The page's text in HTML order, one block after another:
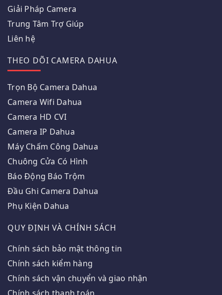
Giải Pháp Camera
Trung Tâm Trợ Giúp
Liên hệ
THEO DÕI CAMERA DAHUA
Trọn Bộ Camera Dahua
Camera Wifi Dahua
Camera HD CVI
Camera IP Dahua
Máy Chấm Công Dahua
Chuông Cửa Có Hình
Báo Động Báo Trộm
Đầu Ghi Camera Dahua
Phụ Kiện Dahua
QUY ĐỊNH VÀ CHÍNH SÁCH
Chính sách bảo mật thông tin
Chính sách kiểm hàng
Chính sách vận chuyển và giao nhận